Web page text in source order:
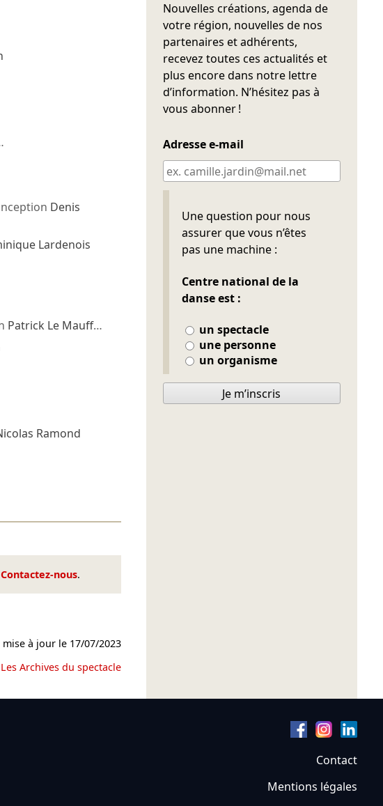
Denis
Lardenois
Patrick Le Mauff…
Ramond
Contactez-nous.
à jour le 17/07/2023
Les Archives du spectacle
Nouvelles créations, agenda de
votre région, nouvelles de nos
partenaires et adhérents,
recevez toutes ces actualités et
plus encore dans notre lettre
d’information. N’hésitez pas à
vous abonner !
Adresse e-mail
Une question pour nous
assurer que vous n’êtes
pas une machine :
Centre national de la
danse est :
un spectacle
une personne
un organisme
Ne pas remplir
Je m’inscris
Contact
Mentions légales